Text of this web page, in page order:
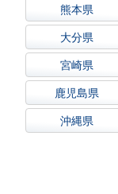
熊本県
大分県
宮崎県
鹿児島県
沖縄県